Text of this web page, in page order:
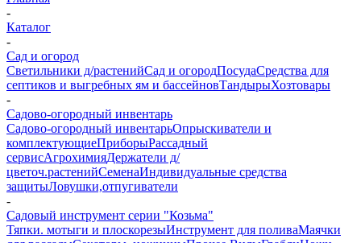
-
Каталог
-
Сад и огород
Светильники д/растенийСад и огородПосудаСредства для
септиков и выгребных ям и бассейновТандырыХозтовары
-
Садово-огородный инвентарь
Садово-огородный инвентарьОпрыскиватели и
комплектующиеПриборыРассадный
сервисАгрохимияДержатели д/
цветоч.растенийСеменаИндивидуальные средства
защитыЛовушки,отпугиватели
-
Садовый инструмент серии "Козьма"
Тяпки. мотыги и плоскорезыИнструмент для поливаМаячки